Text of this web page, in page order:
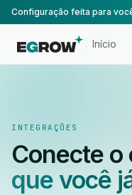
Início
INTEGRAÇÕES
Conecte o
que você